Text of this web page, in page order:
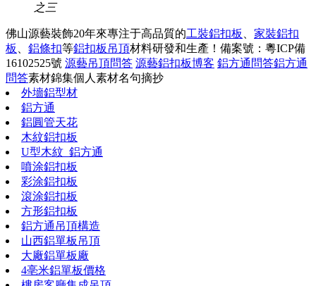
之三
佛山源藝裝飾20年來專注于高品質的工裝鋁扣板
家裝鋁扣
板
鋁條扣等鋁扣板吊頂材料研發和生產！ 備案號：粵ICP備
16102525號 源藝吊頂問答 源藝鋁扣板博客 鋁方通問答鋁方通
問答素材錦集個人素材名句摘抄
外墻鋁型材
鋁方通
鋁圓管天花
木紋鋁扣板
U型木紋_鋁方通
噴涂鋁扣板
彩涂鋁扣板
滾涂鋁扣板
方形鋁扣板
鋁方通吊頂構造
山西鋁單板吊頂
大廠鋁單板廠
4亳米鋁單板價格